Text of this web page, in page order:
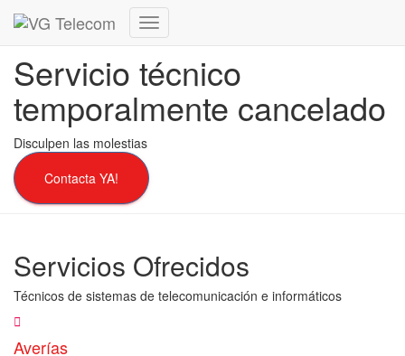
Cambiar
de
navegación
Servicio técnico
temporalmente cancelado
Disculpen las molestias
Contacta YA!
Servicios Ofrecidos
Técnicos de sistemas de telecomunicación e informáticos
Averías